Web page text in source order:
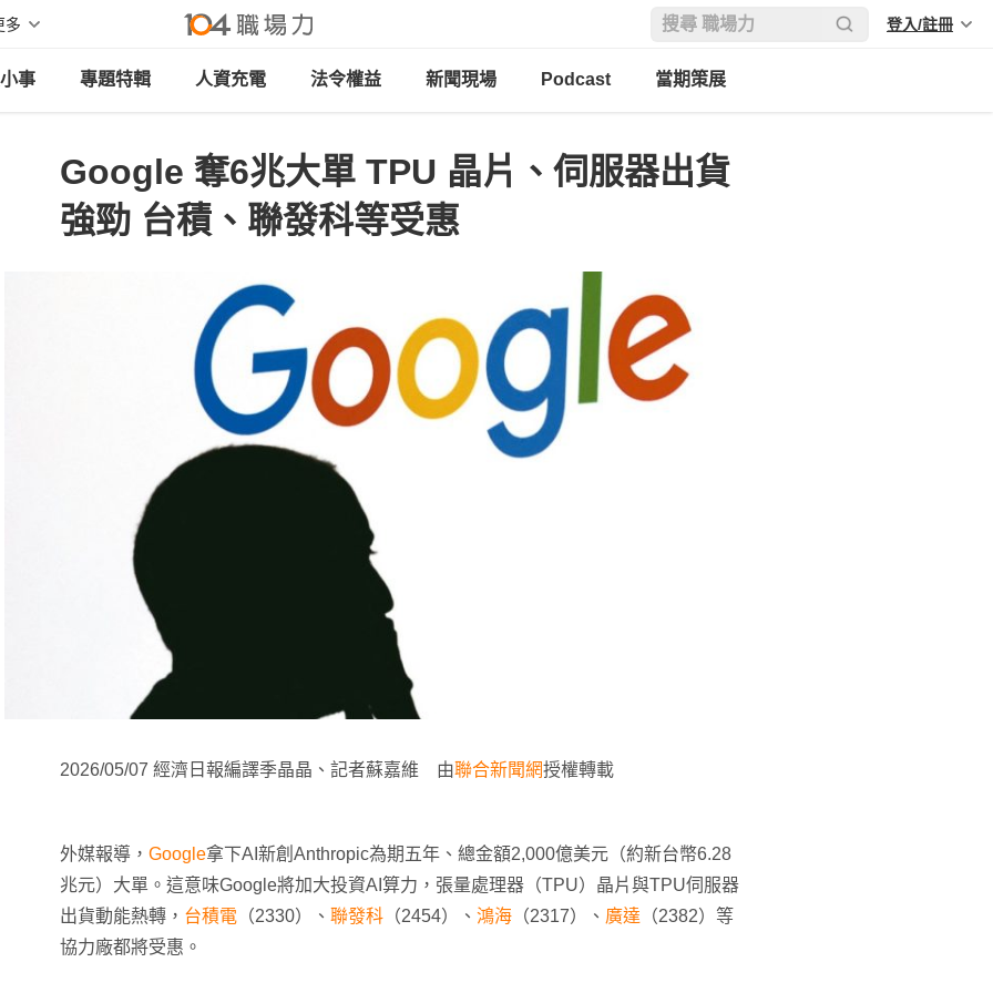
多 登入/註冊
事 專題特輯 人資充電 法令權益 新聞現場 Podcast 當期策展
Google 奪6兆大單 TPU 晶片、伺服器出貨
強勁 台積、聯發科等受惠
2026/05/07 經濟日報編譯季晶晶、記者蘇嘉維 由聯合新聞網授權轉載
外媒報導， Google拿下AI新創Anthropic為期五年、總金額2,000億美元（約新台幣6.28
兆元）大單。這意味Google將加大投資AI算力，張量處理器（TPU）晶片與TPU伺服器
出貨動能熱轉， 台積電 （2330）、 聯發科 （2454）、 鴻海 （2317）、 廣達 （2382）等
協力廠都將受惠。